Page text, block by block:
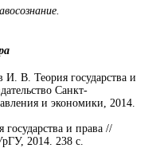
В. Теория государства и
Санкт-
и экономики, 2014.
и права //
2014. 238 с.